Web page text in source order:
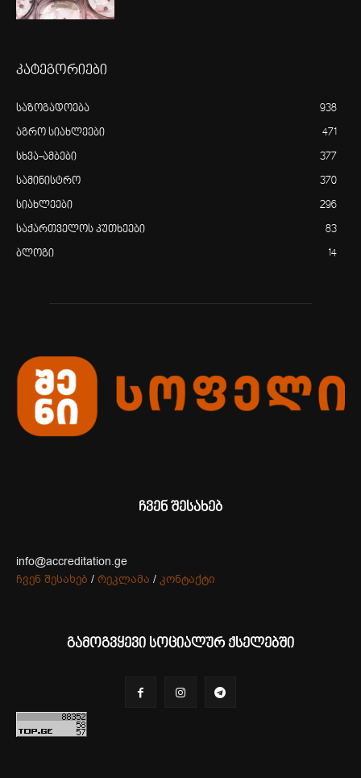
კატეგორიები
საზოგადოება 938
აგრო სიახლეები 471
სხვა-ამბები 377
სამინისტრო 370
სიახლეები 296
საქართველოს კუთხეები 83
ბლოგი 14
ჩვენ შესახებ
info@accreditation.ge
ჩვენ შესახებ / რეკლამა / კონტაქტი
გამოგვყევი სოციალურ ქსელებში